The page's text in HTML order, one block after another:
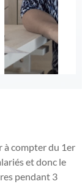
à compter du 1er
et donc le
pendant 3